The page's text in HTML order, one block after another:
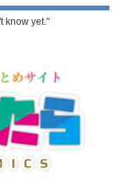
know yet."